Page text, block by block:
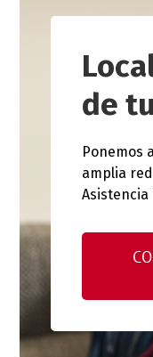
de
Ponemos
amplia
Asistencia